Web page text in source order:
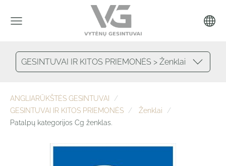
GESINTUVAI IR KITOS PRIEMONĖS > Ženklai
ANGLIARŪKŠTĖS GESINTUVAI
GESINTUVAI IR KITOS PRIEMONĖS
Ženklai
Patalpų kategorijos Cg ženklas.